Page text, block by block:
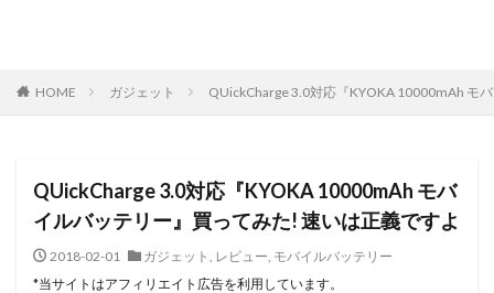
HOME ガジェット QUickCharge 3.0対応『KYOKA 10000mAh モ
QUickCharge 3.0対応『KYOKA 10000mAh モバ
イルバッテリー』買ってみた! 速いは正義ですよ
2018-02-01 ガジェット , レビュー, モバイルバッテリー
*当サイトはアフィリエイト広告を利用しています。